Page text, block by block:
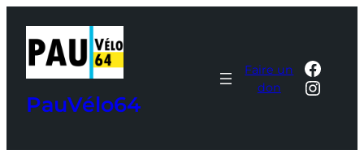
contenu
PauVélo64
Faire un
don